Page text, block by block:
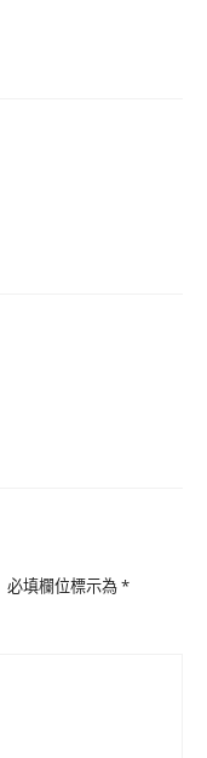
必填欄位標示為*